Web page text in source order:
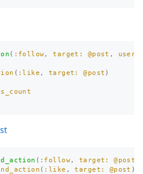
( :follow, target: @post ,
( :like , target: @post )
( :follow, target: @post
( :like , target: @post )